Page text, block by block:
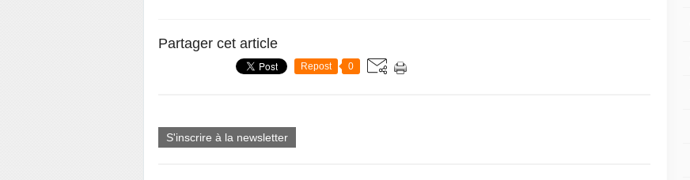
Partager cet article
Repost 0
S'inscrire à la newsletter